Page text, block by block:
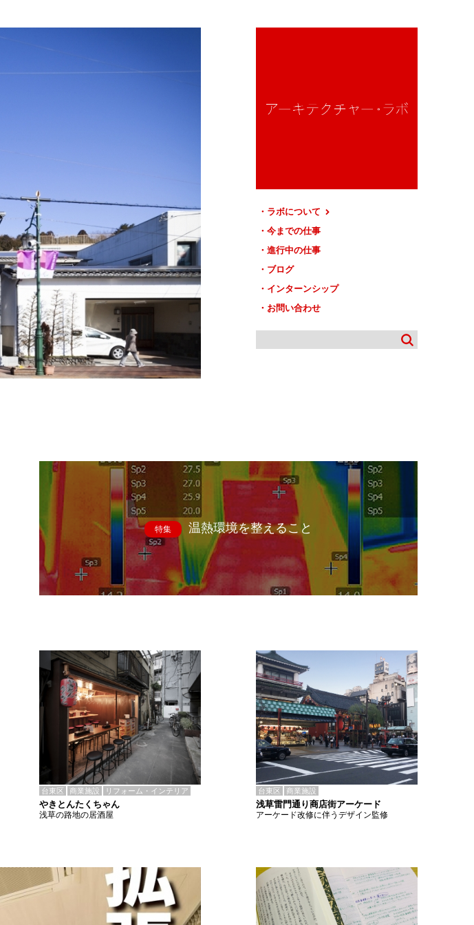
ラボについて
今までの仕事
進行中の仕事
ブログ
インターンシップ
お問い合わせ
特集 温熱環境を整えること
台東区 商業施設 リフォーム・インテリア
やきとんたくちゃん
浅草の路地の居酒屋
台東区 商業施設
浅草雷門通り商店街アーケード
アーケード改修に伴うデザイン監修